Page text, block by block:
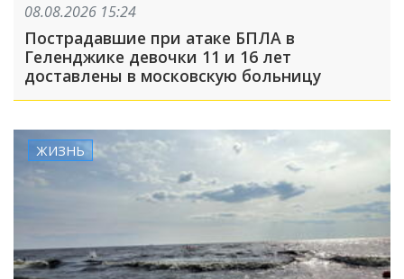
08.08.2026 15:24
Пострадавшие при атаке БПЛА в
Геленджике девочки 11 и 16 лет
доставлены в московскую больницу
ЖИЗНЬ